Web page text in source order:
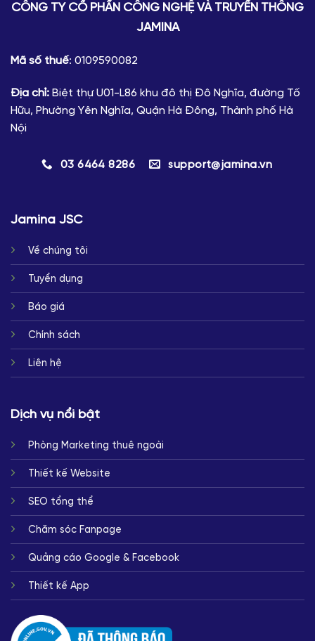
CÔNG TY CỔ PHẦN CÔNG NGHỆ VÀ TRUYỀN THÔNG
JAMINA
Mã số thuế: 0109590082
Địa chỉ: Biệt thự U01-L86 khu đô thị Đô Nghĩa, đường Tố
Hữu, Phường Yên Nghĩa, Quận Hà Đông, Thành phố Hà
Nội
03 6464 8286 support@jamina.vn
Jamina JSC
Về chúng tôi
Tuyển dụng
Báo giá
Chính sách
Liên hệ
Dịch vụ nổi bật
Phòng Marketing thuê ngoài
Thiết kế Website
SEO tổng thể
Chăm sóc Fanpage
Quảng cáo Google & Facebook
Thiết kế App